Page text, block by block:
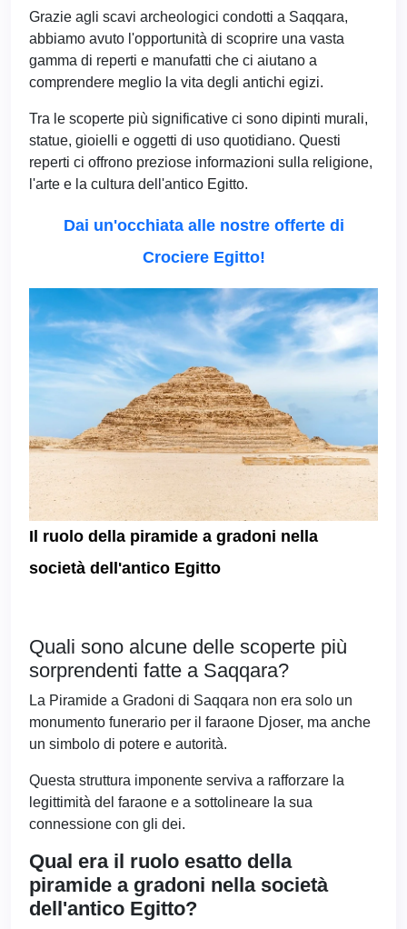
Grazie agli scavi archeologici condotti a Saqqara,
abbiamo avuto l'opportunità di scoprire una vasta
gamma di reperti e manufatti che ci aiutano a
comprendere meglio la vita degli antichi egizi.
Tra le scoperte più significative ci sono dipinti murali,
statue, gioielli e oggetti di uso quotidiano. Questi
reperti ci offrono preziose informazioni sulla religione,
l'arte e la cultura dell'antico Egitto.
Dai un'occhiata alle nostre offerte di
Crociere Egitto!
Il ruolo della piramide a gradoni nella
società dell'antico Egitto
Quali sono alcune delle scoperte più
sorprendenti fatte a Saqqara?
La Piramide a Gradoni di Saqqara non era solo un
monumento funerario per il faraone Djoser, ma anche
un simbolo di potere e autorità.
Questa struttura imponente serviva a rafforzare la
legittimità del faraone e a sottolineare la sua
connessione con gli dei.
Qual era il ruolo esatto della
piramide a gradoni nella società
dell'antico Egitto?